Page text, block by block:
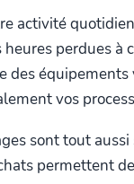
activité
perdues
des
vos
sont tout
permettent